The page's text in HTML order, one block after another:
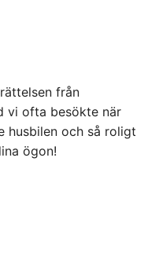
från
vi ofta besökte när
husbilen och så roligt
ögon!